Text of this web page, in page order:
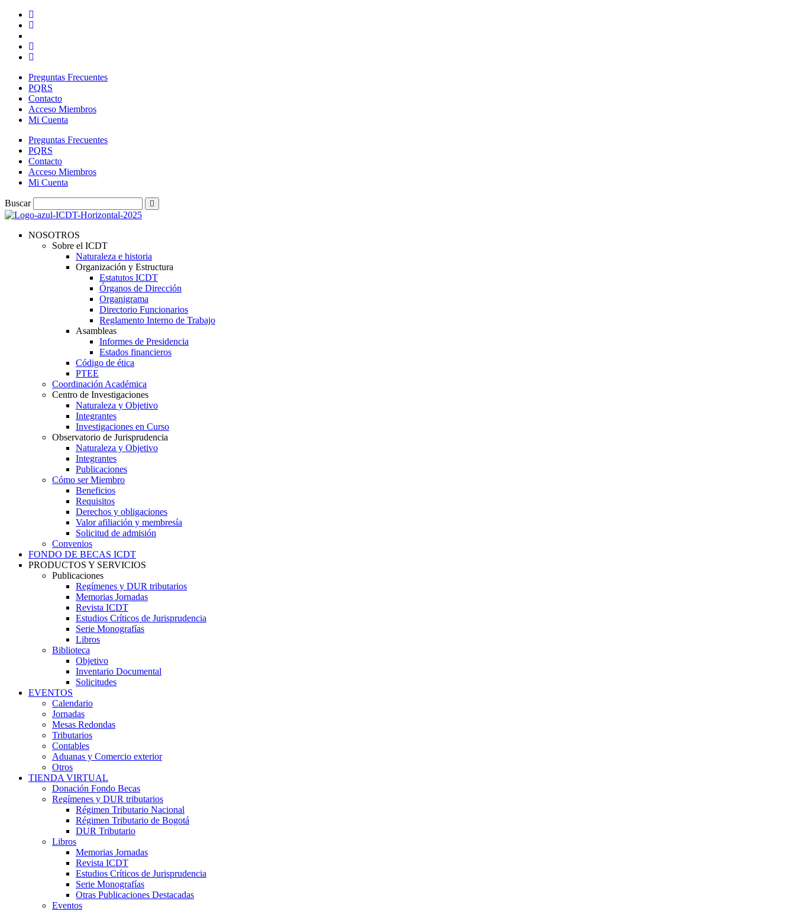
contenido
Preguntas Frecuentes
PQRS
Contacto
Acceso Miembros
Mi Cuenta
Preguntas Frecuentes
PQRS
Contacto
Acceso Miembros
Mi Cuenta
Buscar
NOSOTROS
Sobre el ICDT
Naturaleza e historia
Organización y Estructura
Estatutos ICDT
Órganos de Dirección
Organigrama
Directorio Funcionarios
Reglamento Interno de Trabajo
Asambleas
Informes de Presidencia
Estados financieros
Código de ética
PTEE
Coordinación Académica
Centro de Investigaciones
Naturaleza y Objetivo
Integrantes
Investigaciones en Curso
Observatorio de Jurisprudencia
Naturaleza y Objetivo
Integrantes
Publicaciones
Cómo ser Miembro
Beneficios
Requisitos
Derechos y obligaciones
Valor afiliación y membresía​
Solicitud de admisión
Convenios
FONDO DE BECAS ICDT
PRODUCTOS Y SERVICIOS
Publicaciones
Regímenes y DUR tributarios
Memorias Jornadas
Revista ICDT
Estudios Críticos de Jurisprudencia
Serie Monografías
Libros
Biblioteca
Objetivo
Inventario Documental
Solicitudes
EVENTOS
Calendario
Jornadas
Mesas Redondas
Tributarios
Contables
Aduanas y Comercio exterior
Otros
TIENDA VIRTUAL
Donación Fondo Becas
Regímenes y DUR tributarios
Régimen Tributario Nacional
Régimen Tributario de Bogotá
DUR Tributario
Libros
Memorias Jornadas
Revista ICDT
Estudios Críticos de Jurisprudencia
Serie Monografías
Otras Publicaciones Destacadas
Eventos